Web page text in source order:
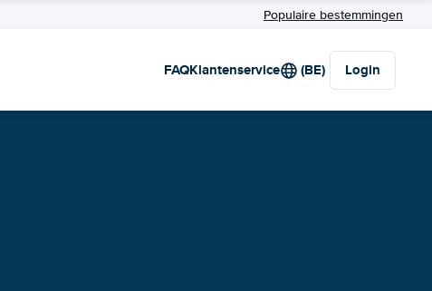
Populaire bestemmingen
FAQKlantenservice (BE) Login